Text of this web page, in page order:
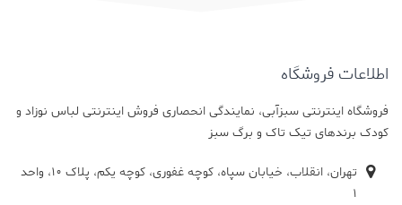
اطلاعات فروشگاه
فروشگاه اینترنتی سبزآبی، نمایندگی انحصاری فروش اینترنتی لباس نوزاد و
کودک برندهای تیک تاک و برگ سبز
تهران، انقلاب، خیابان سپاه، کوچه غفوری، کوچه یکم، پلاک 10، واحد
1